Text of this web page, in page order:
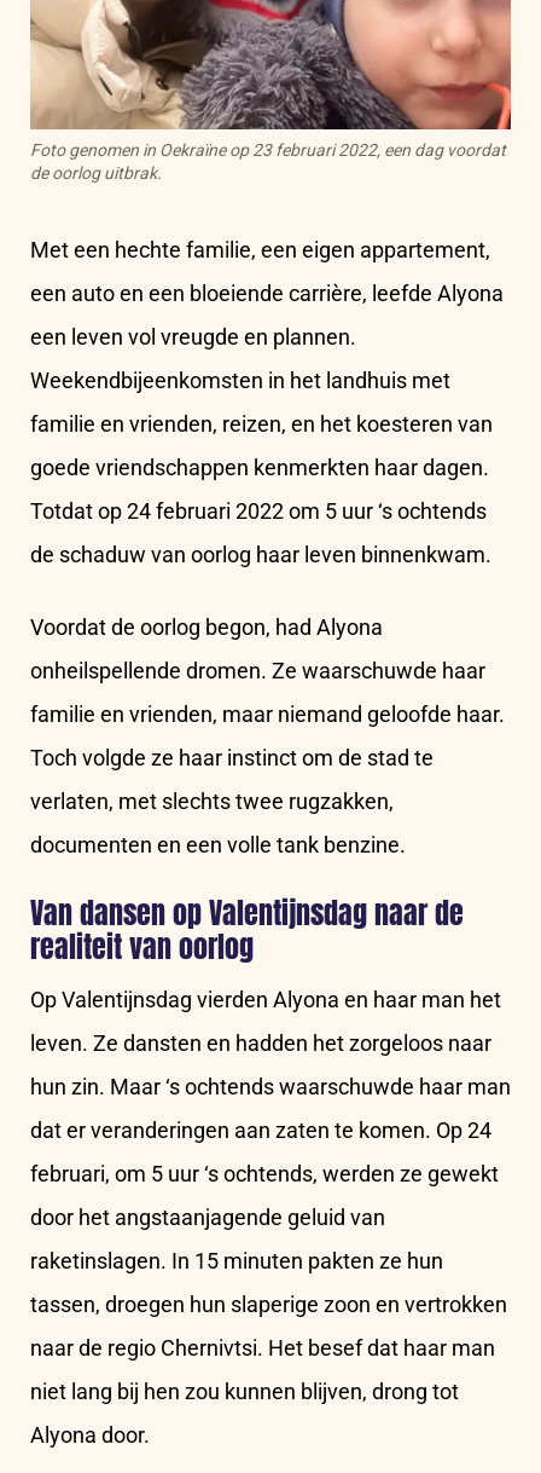
Foto genomen in Oekraïne op 23 februari 2022, een dag voordat
de oorlog uitbrak.
Met een hechte familie, een eigen appartement,
een auto en een bloeiende carrière, leefde Alyona
een leven vol vreugde en plannen.
Weekendbijeenkomsten in het landhuis met
familie en vrienden, reizen, en het koesteren van
goede vriendschappen kenmerkten haar dagen.
Totdat op 24 februari 2022 om 5 uur ‘s ochtends
de schaduw van oorlog haar leven binnenkwam.
Voordat de oorlog begon, had Alyona
onheilspellende dromen. Ze waarschuwde haar
familie en vrienden, maar niemand geloofde haar.
Toch volgde ze haar instinct om de stad te
verlaten, met slechts twee rugzakken,
documenten en een volle tank benzine.
Van dansen op Valentijnsdag naar de
realiteit van oorlog
Op Valentijnsdag vierden Alyona en haar man het
leven. Ze dansten en hadden het zorgeloos naar
hun zin. Maar ‘s ochtends waarschuwde haar man
dat er veranderingen aan zaten te komen. Op 24
februari, om 5 uur ‘s ochtends, werden ze gewekt
door het angstaanjagende geluid van
raketinslagen. In 15 minuten pakten ze hun
tassen, droegen hun slaperige zoon en vertrokken
naar de regio Chernivtsi. Het besef dat haar man
niet lang bij hen zou kunnen blijven, drong tot
Alyona door.